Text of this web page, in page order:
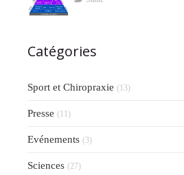
Catégories
Sport et Chiropraxie (13)
Presse (11)
Evénements (3)
Sciences (27)